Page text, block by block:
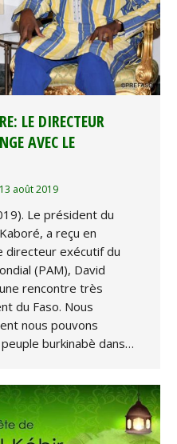
LE DIRECTEUR
AVEC LE
13 août 2019
Le président du
a reçu en
directeur exécutif du
(PAM), David
rencontre très
du Faso. Nous
nous pouvons
burkinabè dans…